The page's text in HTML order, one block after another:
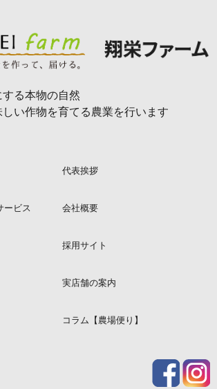
る本物の自然
い作物を育てる農業を行います
代表挨拶
ービス 会社概要
採用サイト
実店舗の案内
コラム【農場便り】